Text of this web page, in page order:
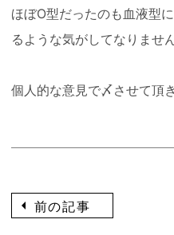
ほぼO型だったのも血液型
るような気がしてなりませ
個人的な意見で〆させて頂
前の記事